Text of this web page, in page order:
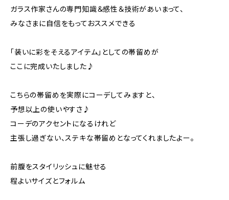
ガラス作家さんの専門知識＆感性＆技術があいまって、
みなさまに自信をもっておススメできる
「装いに彩をそえるアイテム」としての帯留めが
ここに完成いたしました♪
こちらの帯留めを実際にコーデしてみますと、
予想以上の使いやすさ♪
コーデのアクセントになるけれど
主張し過ぎない、ステキな帯留めとなってくれましたよー。
前腹をスタイリッシュに魅せる
程よいサイズとフォルム